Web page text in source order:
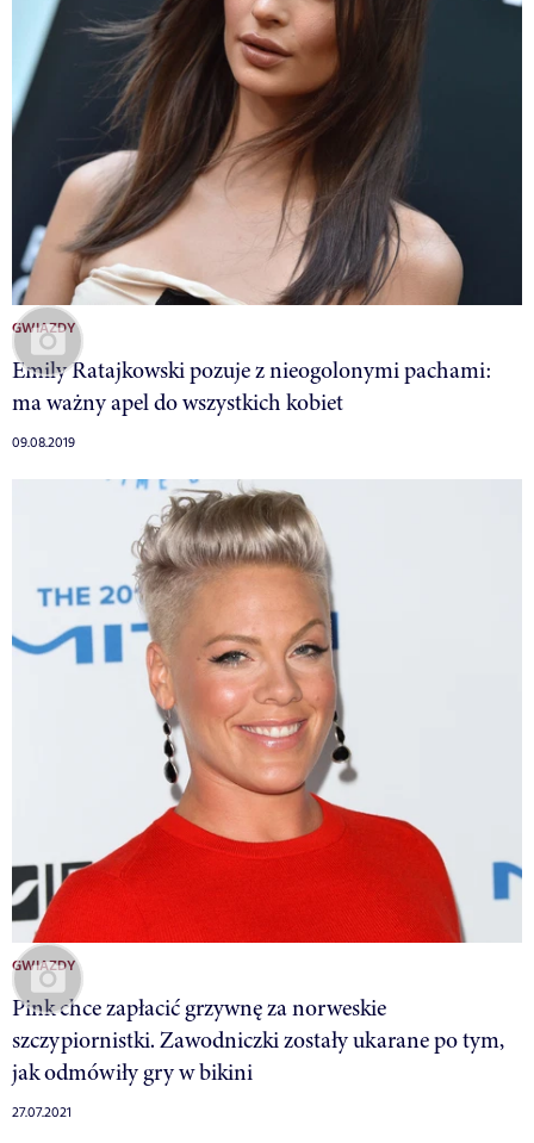
GWIAZDY
Emily Ratajkowski pozuje z nieogolonymi pachami:
ma ważny apel do wszystkich kobiet
09.08.2019
GWIAZDY
Pink chce zapłacić grzywnę za norweskie
szczypiornistki. Zawodniczki zostały ukarane po tym,
jak odmówiły gry w bikini
27.07.2021